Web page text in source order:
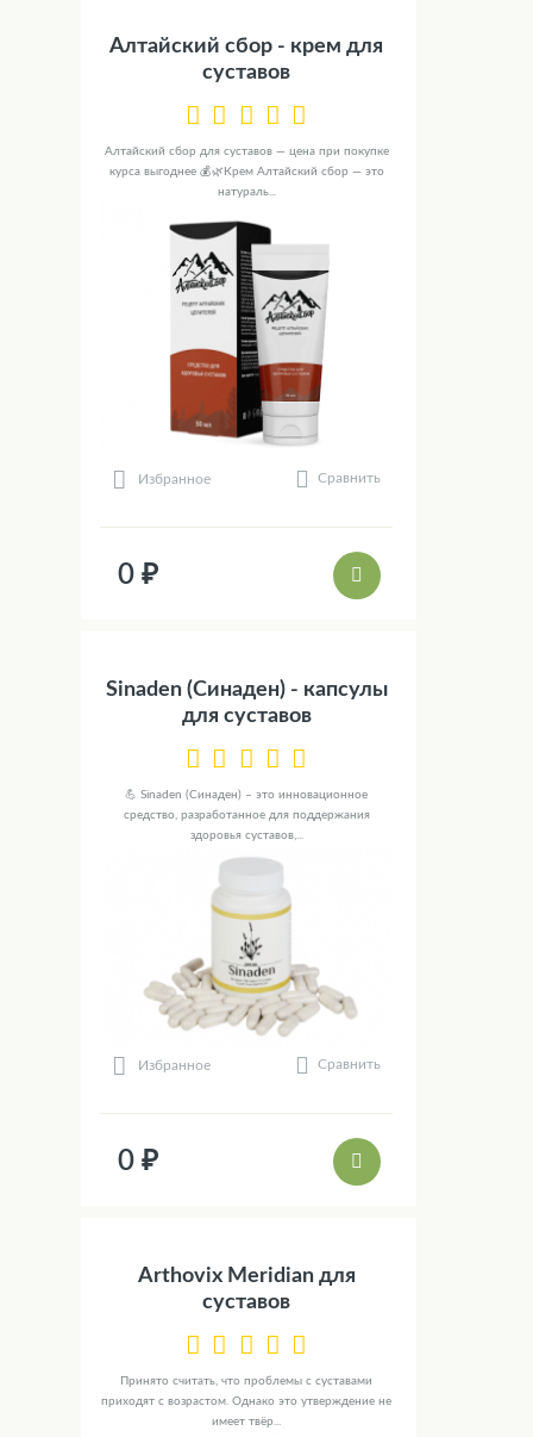
Алтайский сбор - крем для
суставов
Алтайский сбор для суставов — цена при покупке
курса выгоднее 💰🌿Крем Алтайский сбор — это
натураль...
Избранное Сравнить
0 ₽
Sinaden (Синаден) - капсулы
для суставов
💪 Sinaden (Синаден) – это инновационное
средство, разработанное для поддержания
здоровья суставов,...
Избранное Сравнить
0 ₽
Arthovix Meridian для
суставов
Принято считать, что проблемы с суставами
приходят с возрастом. Однако это утверждение не
имеет твёр...